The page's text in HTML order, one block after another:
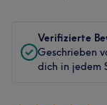
Verifizierte
Geschrieben
dich in jedem